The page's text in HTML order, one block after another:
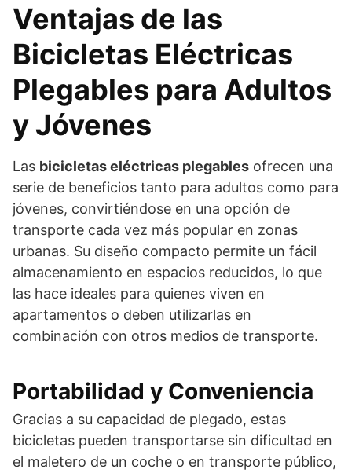
Ventajas de las
Bicicletas Eléctricas
Plegables para Adultos
y Jóvenes
Las bicicletas eléctricas plegables ofrecen una
serie de beneficios tanto para adultos como para
jóvenes, convirtiéndose en una opción de
transporte cada vez más popular en zonas
urbanas. Su diseño compacto permite un fácil
almacenamiento en espacios reducidos, lo que
las hace ideales para quienes viven en
apartamentos o deben utilizarlas en
combinación con otros medios de transporte.
Portabilidad y Conveniencia
Gracias a su capacidad de plegado, estas
bicicletas pueden transportarse sin dificultad en
el maletero de un coche o en transporte público,